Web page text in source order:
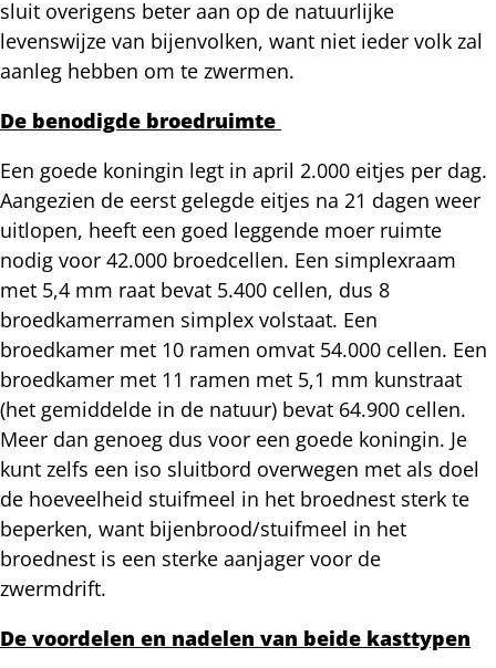
sluit overigens beter aan op de natuurlijke
levenswijze van bijenvolken, want niet ieder volk zal
aanleg hebben om te zwermen.
De benodigde broedruimte
Een goede koningin legt in april 2.000 eitjes per dag.
Aangezien de eerst gelegde eitjes na 21 dagen weer
uitlopen, heeft een goed leggende moer ruimte
nodig voor 42.000 broedcellen. Een simplexraam
met 5,4 mm raat bevat 5.400 cellen, dus 8
broedkamerramen simplex volstaat. Een
broedkamer met 10 ramen omvat 54.000 cellen. Een
broedkamer met 11 ramen met 5,1 mm kunstraat
(het gemiddelde in de natuur) bevat 64.900 cellen.
Meer dan genoeg dus voor een goede koningin. Je
kunt zelfs een iso sluitbord overwegen met als doel
de hoeveelheid stuifmeel in het broednest sterk te
beperken, want bijenbrood/stuifmeel in het
broednest is een sterke aanjager voor de
zwermdrift.
De voordelen en nadelen van beide kasttypen